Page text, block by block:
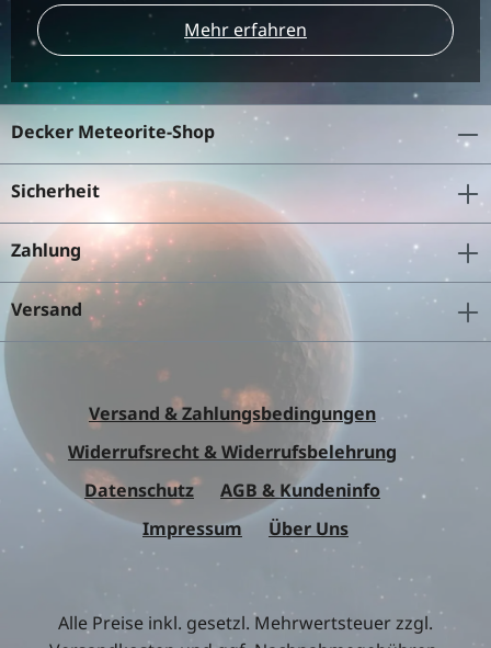
Mehr erfahren
Decker Meteorite-Shop
Sicherheit
Zahlung
Versand
Versand & Zahlungsbedingungen
Widerrufsrecht & Widerrufsbelehrung
Datenschutz
AGB & Kundeninfo
Impressum
Über Uns
Alle Preise inkl. gesetzl. Mehrwertsteuer zzgl.